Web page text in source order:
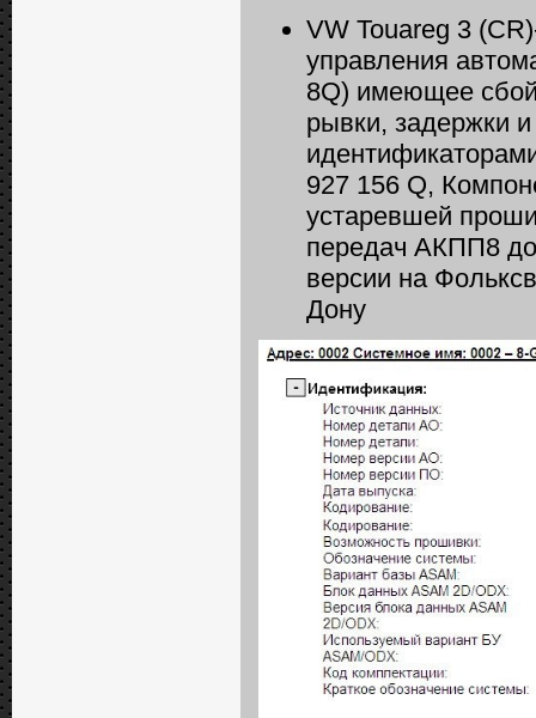
VW Touareg 3
управления
8Q) имеющее
рывки, задержки
927 156 Q,
устаревшей
передач АКПП8 до
версии на
Дону